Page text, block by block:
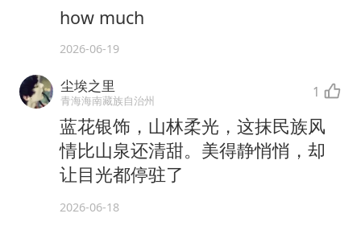
how much
2026-06-19
尘埃之里
青海海南藏族自治州 1
蓝花银饰，山林柔光，这抹民族风
情比山泉还清甜。美得静悄悄，却
让目光都停驻了
2026-06-18